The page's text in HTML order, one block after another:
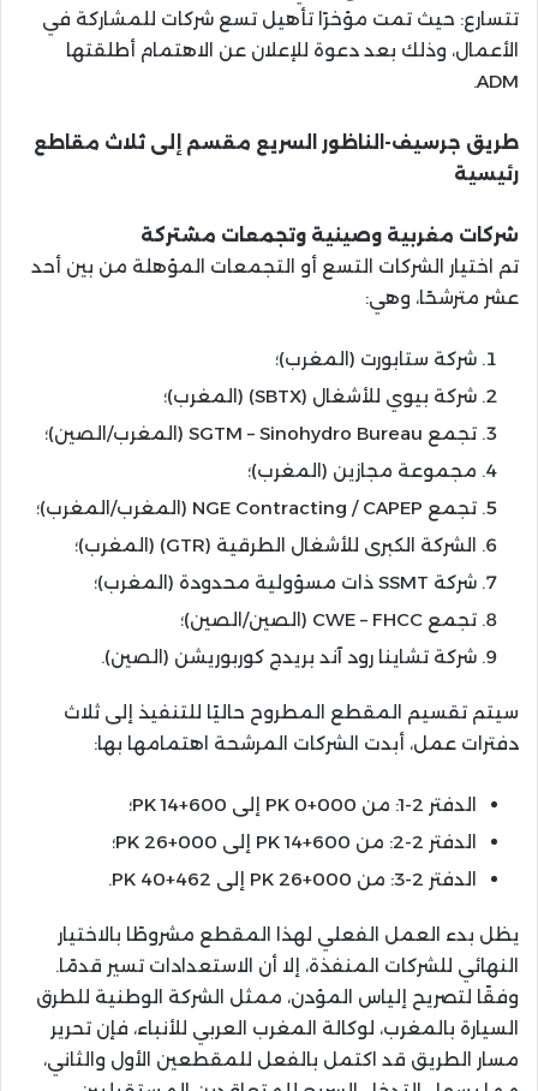
تتسارع: حيث تمت مؤخرًا تأهيل تسع شركات للمشاركة في
الأعمال، وذلك بعد دعوة للإعلان عن الاهتمام أطلقتها
ADM.
طريق جرسيف-الناظور السريع مقسم إلى ثلاث مقاطع
رئيسية
شركات مغربية وصينية وتجمعات مشتركة
تم اختيار الشركات التسع أو التجمعات المؤهلة من بين أحد
عشر مترشحًا، وهي:
شركة ستابورت (المغرب)؛
شركة بيوي للأشغال (SBTX) (المغرب)؛
تجمع SGTM – Sinohydro Bureau (المغرب/الصين)؛
مجموعة مجازين (المغرب)؛
تجمع NGE Contracting / CAPEP (المغرب/المغرب)؛
الشركة الكبرى للأشغال الطرقية (GTR) (المغرب)؛
شركة SSMT ذات مسؤولية محدودة (المغرب)؛
تجمع CWE – FHCC (الصين/الصين)؛
شركة تشاينا رود آند بريدج كوربوريشن (الصين).
سيتم تقسيم المقطع المطروح حاليًا للتنفيذ إلى ثلاث
دفترات عمل، أبدت الشركات المرشحة اهتمامها بها:
الدفتر 2-1: من PK 0+000 إلى PK 14+600؛
الدفتر 2-2: من PK 14+600 إلى PK 26+000؛
الدفتر 2-3: من PK 26+000 إلى PK 40+462.
يظل بدء العمل الفعلي لهذا المقطع مشروطًا بالاختيار
النهائي للشركات المنفذة، إلا أن الاستعدادات تسير قدمًا.
وفقًا لتصريح إلياس المؤدن، ممثل الشركة الوطنية للطرق
السيارة بالمغرب، لوكالة المغرب العربي للأنباء، فإن تحرير
مسار الطريق قد اكتمل بالفعل للمقطعين الأول والثاني،